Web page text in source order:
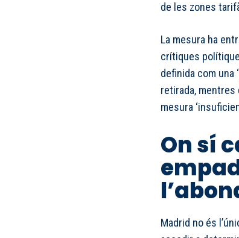
de les zones
La mesura ha
crítiques
definida com una
retirada, mentres
mesura
On sí
Madrid no és